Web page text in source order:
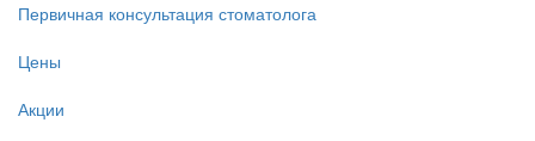
Первичная консультация стоматолога
Цены
Акции